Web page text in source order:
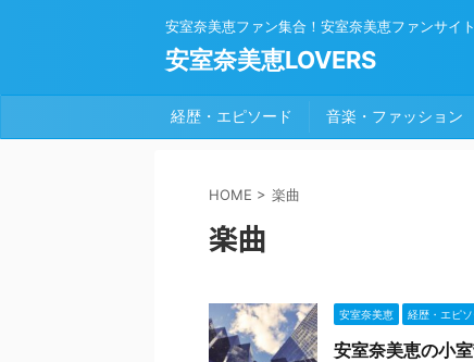
安室奈美恵ファン集合！安室奈美恵ファンサイ
安室奈美恵LOVERS
経歴・エピソード 音楽・ファッション
HOME > 楽曲
楽曲
安室奈美恵 経歴・エピ
安室奈美恵の小